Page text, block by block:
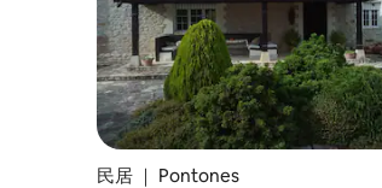
民居 ｜ Pontones